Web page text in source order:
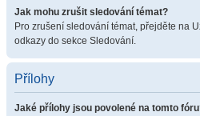
Jak mohu zrušit sledování témat?
Pro zrušení sledování témat, přejděte na
odkazy do sekce Sledování.
Přílohy
Jaké přílohy jsou povolené na tomto